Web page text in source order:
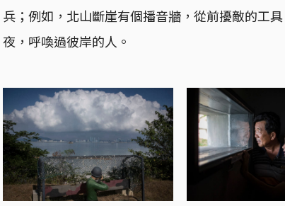
兵；例如，北山斷崖有個播音牆，從前擾敵的工
夜，呼喚過彼岸的人。